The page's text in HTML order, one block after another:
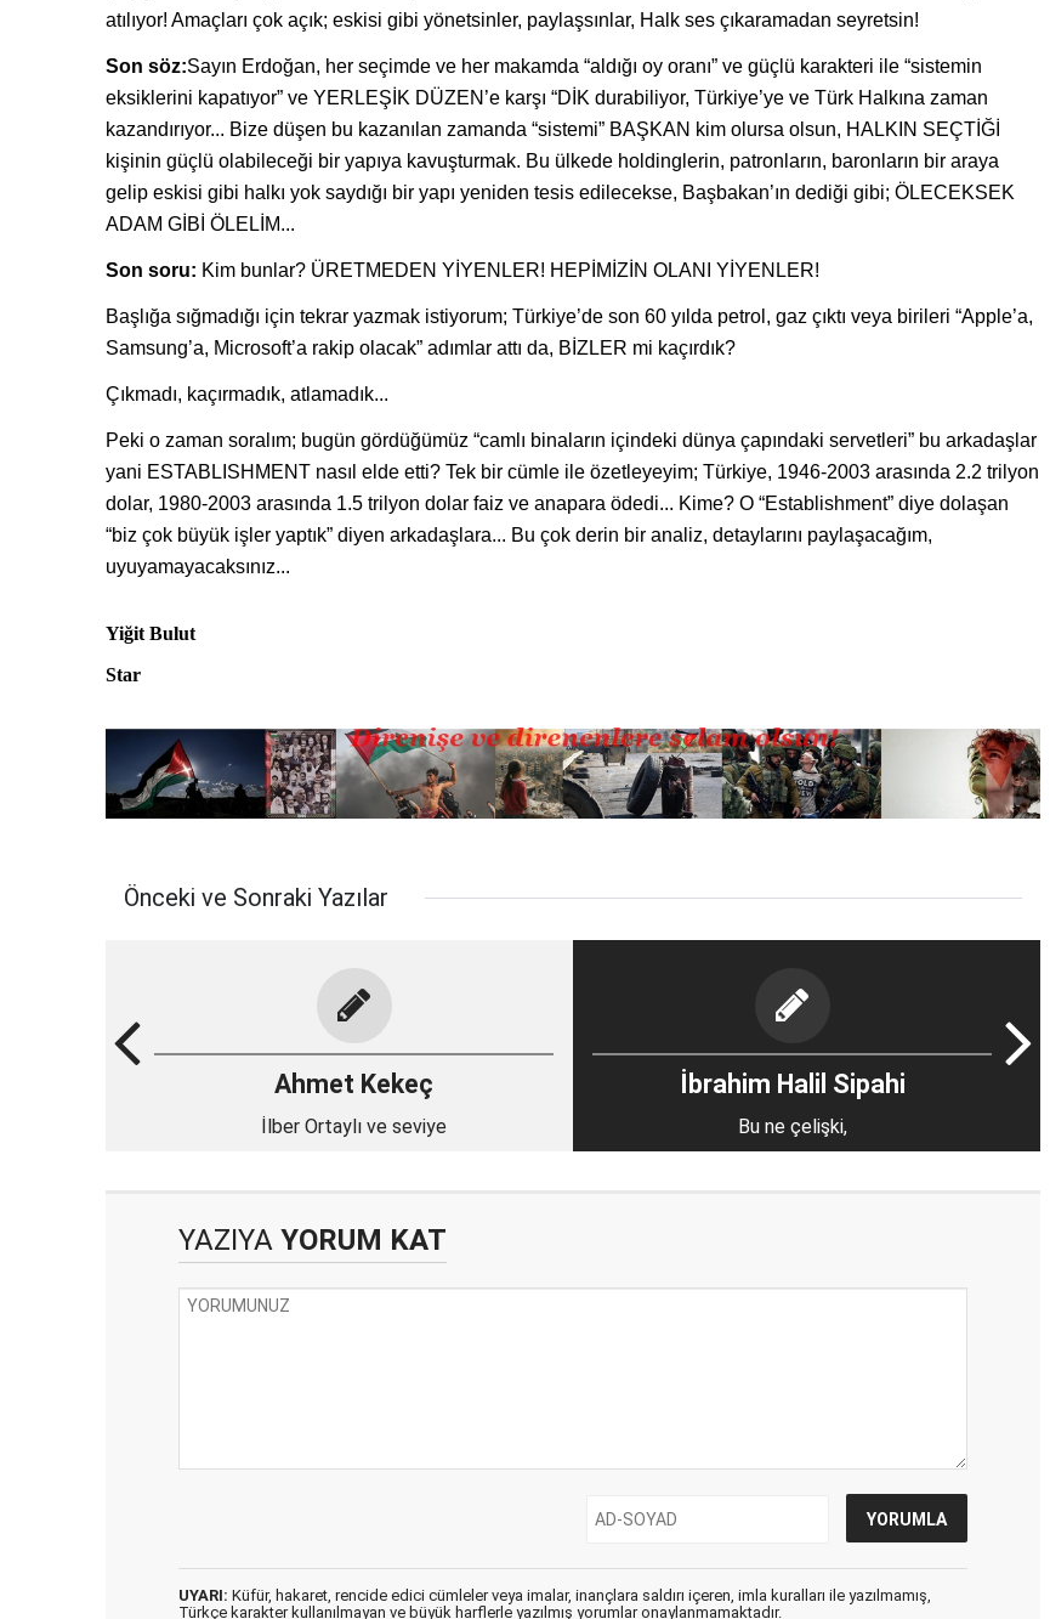
atılıyor! Amaçları çok açık; eskisi gibi yönetsinler, paylaşsınlar, Halk ses çıkaramadan seyretsin!
Son söz:Sayın Erdoğan, her seçimde ve her makamda “aldığı oy oranı” ve güçlü karakteri ile “sistemin
eksiklerini kapatıyor” ve YERLEŞİK DÜZEN’e karşı “DİK durabiliyor, Türkiye’ye ve Türk Halkına zaman
kazandırıyor... Bize düşen bu kazanılan zamanda “sistemi” BAŞKAN kim olursa olsun, HALKIN SEÇTİĞİ
kişinin güçlü olabileceği bir yapıya kavuşturmak. Bu ülkede holdinglerin, patronların, baronların bir araya
gelip eskisi gibi halkı yok saydığı bir yapı yeniden tesis edilecekse, Başbakan’ın dediği gibi; ÖLECEKSEK
ADAM GİBİ ÖLELİM...
Son soru: Kim bunlar? ÜRETMEDEN YİYENLER! HEPİMİZİN OLANI YİYENLER!
Başlığa sığmadığı için tekrar yazmak istiyorum; Türkiye’de son 60 yılda petrol, gaz çıktı veya birileri “Apple’a,
Samsung’a, Microsoft’a rakip olacak” adımlar attı da, BİZLER mi kaçırdık?
Çıkmadı, kaçırmadık, atlamadık...
Peki o zaman soralım; bugün gördüğümüz “camlı binaların içindeki dünya çapındaki servetleri” bu arkadaşlar
yani ESTABLISHMENT nasıl elde etti? Tek bir cümle ile özetleyeyim; Türkiye, 1946-2003 arasında 2.2 trilyon
dolar, 1980-2003 arasında 1.5 trilyon dolar faiz ve anapara ödedi... Kime? O “Establishment” diye dolaşan
“biz çok büyük işler yaptık” diyen arkadaşlara... Bu çok derin bir analiz, detaylarını paylaşacağım,
uyuyamayacaksınız...
Yiğit Bulut
Star
Önceki ve Sonraki Yazılar
Ahmet Kekeç
İlber Ortaylı ve seviye
İbrahim Halil Sipahi
Bu ne çelişki,
YAZIYA YORUM KAT
UYARI: Küfür, hakaret, rencide edici cümleler veya imalar, inançlara saldırı içeren, imla kuralları ile yazılmamış,
Türkçe karakter kullanılmayan ve büyük harflerle yazılmış yorumlar onaylanmamaktadır.